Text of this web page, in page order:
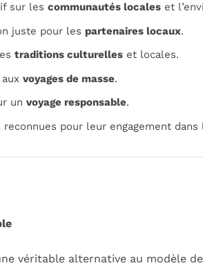
sur les communautés locales et
juste pour les partenaires locaux.
traditions culturelles et locales.
voyages de masse.
un voyage responsable.
reconnues pour leur engagement
véritable alternative au modèle